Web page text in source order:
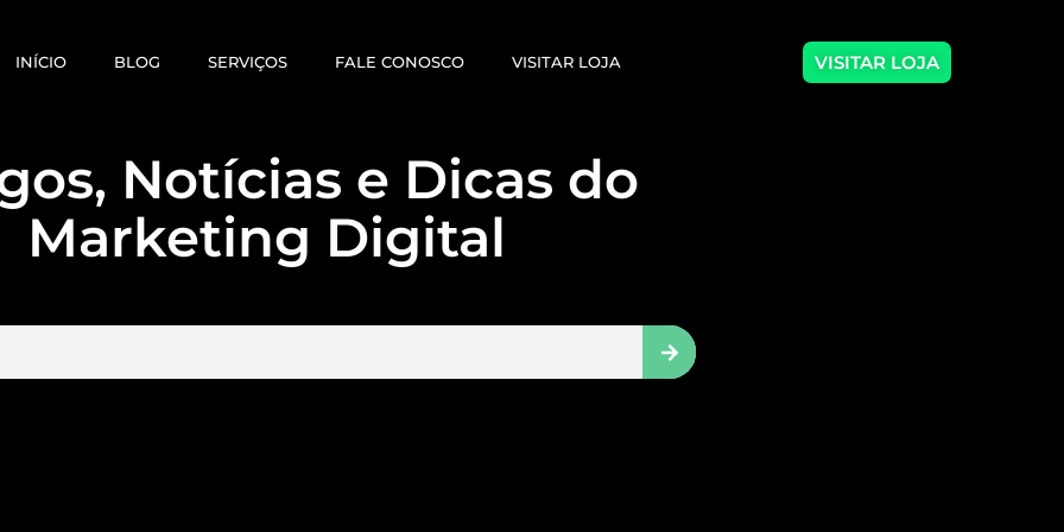
INÍCIO BLOG SERVIÇOS FALE CONOSCO VISITAR LOJA VISITAR LOJA
Notícias e Dicas do
Marketing Digital